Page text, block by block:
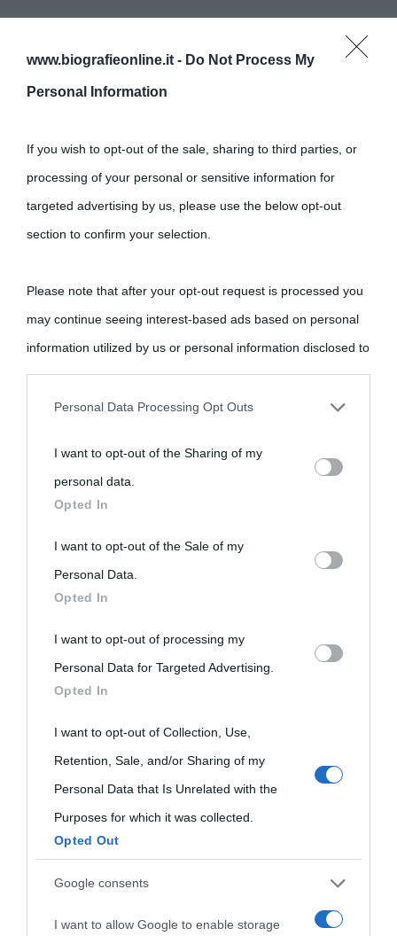
www.biografieonline.it - Do Not Process My
Personal Information
If you wish to opt-out of the sale, sharing to third parties, or
processing of your personal or sensitive information for
targeted advertising by us, please use the below opt-out
section to confirm your selection.
Please note that after your opt-out request is processed you
may continue seeing interest-based ads based on personal
information utilized by us or personal information disclosed to
third parties prior to your opt-out.
personal information by third parties on the IAB’s list of
downstream participants.
This information may also be disclosed by us to third parties
on the IAB’s List of Downstream Participants that may further
disclose it to other third parties.
Please note that this website/app uses one or more Google
services and may gather and store information including but
not limited to your visit or usage behaviour. You may click to
grant or deny consent to Google and its third-party tags to
use your data for below specified purposes in below Google
consent section.
Personal Data Processing Opt Outs
I want to opt-out of the Sharing of my
personal data.
Opted In
I want to opt-out of the Sale of my
Personal Data.
Opted In
I want to opt-out of processing my
Personal Data for Targeted Advertising.
Opted In
I want to opt-out of Collection, Use,
Retention, Sale, and/or Sharing of my
Personal Data that Is Unrelated with the
Purposes for which it was collected.
Opted Out
Google consents
I want to allow Google to enable storage